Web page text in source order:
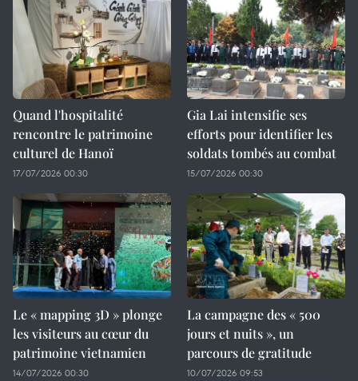
Quand l'hospitalité
rencontre le patrimoine
culturel de Hanoï
17/07/2026 00:30
Gia Lai intensifie ses
efforts pour identifier les
soldats tombés au combat
15/07/2026 00:30
Le « mapping 3D » plonge
les visiteurs au cœur du
patrimoine vietnamien
14/07/2026 00:30
La campagne des « 500
jours et nuits », un
parcours de gratitude
10/07/2026 09:53